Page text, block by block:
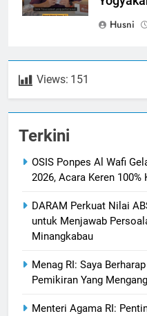
Husni
Views: 151
Terkini
OSIS Ponpes Al Wafi
2026, Acara Keren 100%
DARAM Perkuat Nilai
untuk Menjawab
Minangkabau
Menag RI: Saya
Pemikiran Yang
Menteri Agama RI: